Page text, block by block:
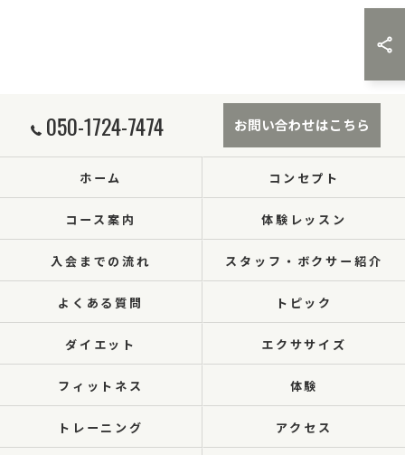
050-1724-7474 お問い合わせはこちら
ホーム コンセプト
コース案内 体験レッスン
入会までの流れ スタッフ・ボクサー紹介
よくある質問 トピック
ダイエット エクササイズ
フィットネス 体験
トレーニング アクセス